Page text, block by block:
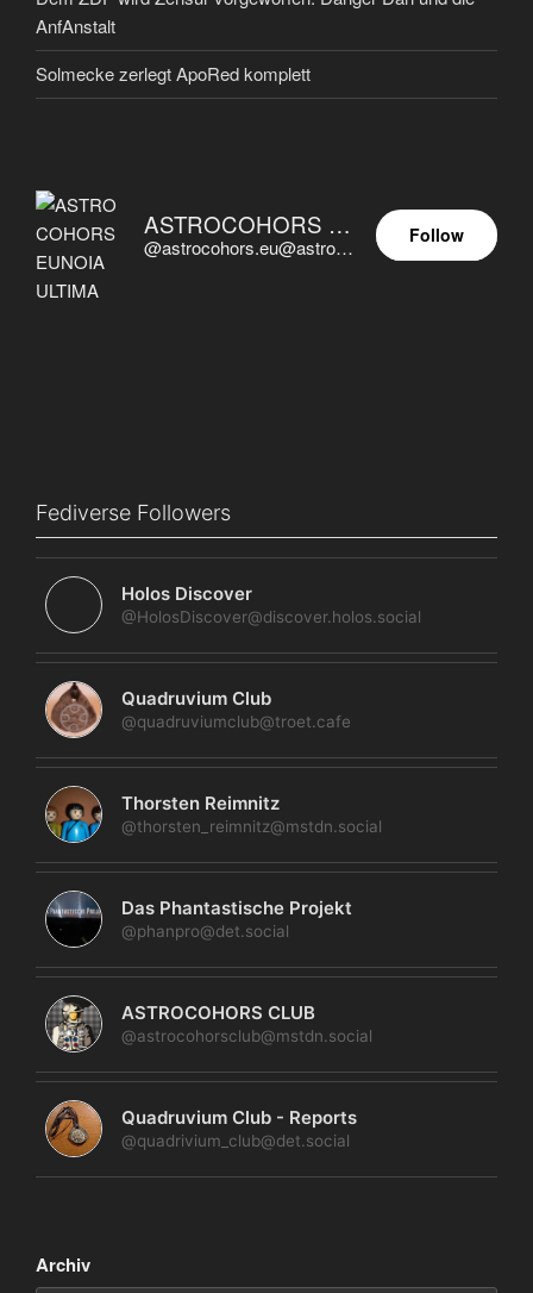
AnfAnstalt
Solmecke zerlegt ApoRed komplett
ASTROCOHORS EUNOIA ULTIMA
@astrocohors.eu@astrocohors.eu
Follow
Fediverse Followers
Holos Discover
@HolosDiscover@discover.holos.social
Quadruvium Club
@quadruviumclub@troet.cafe
Thorsten Reimnitz
@thorsten_reimnitz@mstdn.social
Das Phantastische Projekt
@phanpro@det.social
ASTROCOHORS CLUB
@astrocohorsclub@mstdn.social
Quadruvium Club - Reports
@quadrivium_club@det.social
Archiv